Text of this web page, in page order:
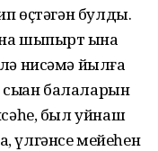
ɵҫтəгəн булды.
шыпырт ҡына
нисəмə йылға
балаларын
был уйнаш
үлгəнсе мейеһен